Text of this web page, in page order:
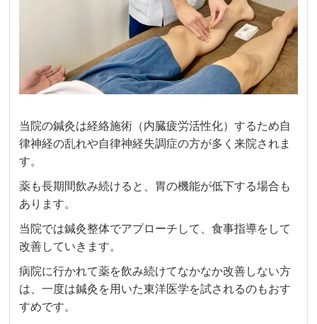
当院の鍼灸は経絡施術（内臓疲労活性化）するため自
律神経の乱れや自律神経失調症の方が多く来院されま
す。
薬も長期間飲み続けると、胃の機能が低下する場合も
あります。
当院では鍼灸整体でアプローチして、食事指導をして
改善していきます。
病院に行かれて薬を飲み続けてなかなか改善しない方
は、一度は鍼灸を用いた東洋医学を試されるのもおす
すめです。